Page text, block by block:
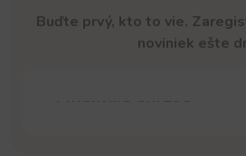
Buďte prvý, kto to vie.
noviniek ešte